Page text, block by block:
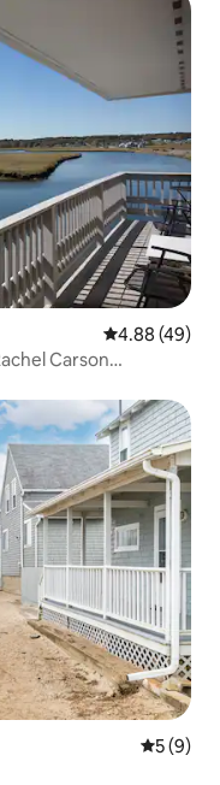
Meánrátáil
4.88 (49)
Carson
5 (9)